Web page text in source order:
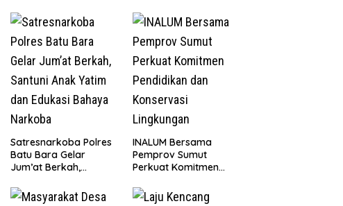
Satresnarkoba Polres
Batu Bara Gelar
Jum’at Berkah,
dan Edukasi Bahaya
INALUM Bersama
Pemprov Sumut
Perkuat Komitmen
Konservasi